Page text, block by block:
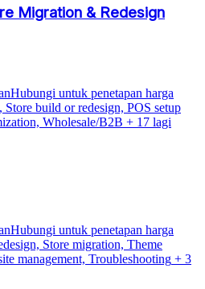
Migration & Redesign
Hubungi untuk penetapan harga
Store build or redesign, POS setup
Wholesale/B2B + 17 lagi
Hubungi untuk penetapan harga
Store migration, Theme
management, Troubleshooting + 3